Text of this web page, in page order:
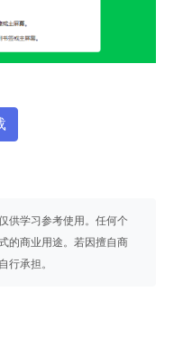
供学习参考使用。任何个
的商业用途。若因擅自商
行承担。